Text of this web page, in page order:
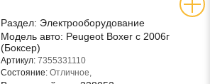
Раздел: Электрооборудование
Модель авто: Peugeot Boxer с 2006г
(Боксер)
Артикул: 7355331110
Состояние: Отличное,